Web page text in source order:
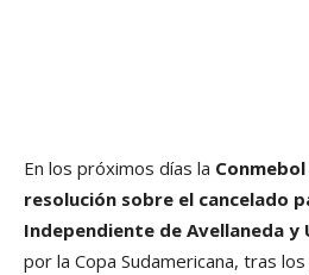
En los próximos días la
resolución sobre el cancelado
Independiente de Avellaneda y
por la Copa Sudamericana, tras